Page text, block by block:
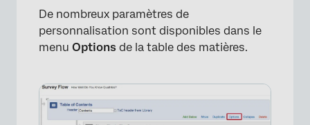
De nombreux paramètres de
personnalisation sont disponibles dans le
menu Options de la table des matières.